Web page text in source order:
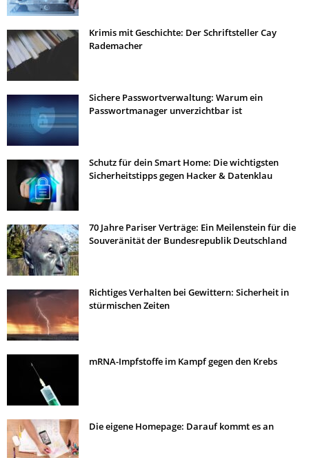
Krimis mit Geschichte: Der Schriftsteller Cay
Rademacher
Sichere Passwortverwaltung: Warum ein
Passwortmanager unverzichtbar ist
Schutz für dein Smart Home: Die wichtigsten
Sicherheitstipps gegen Hacker & Datenklau
70 Jahre Pariser Verträge: Ein Meilenstein für die
Souveränität der Bundesrepublik Deutschland
Richtiges Verhalten bei Gewittern: Sicherheit in
stürmischen Zeiten
mRNA-Impfstoffe im Kampf gegen den Krebs
Die eigene Homepage: Darauf kommt es an